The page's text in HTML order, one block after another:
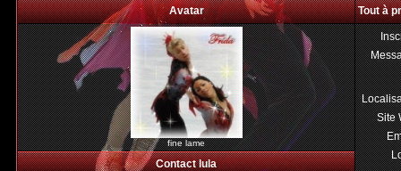
Avatar
Tout à
fine lame
Site
Contact lula